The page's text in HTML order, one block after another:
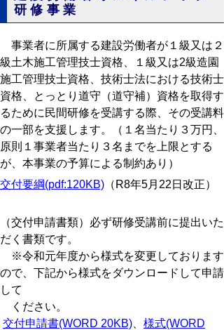
研修事業
事業者に所属する建設労働者が１級又は２
級土木施工管理技士資格、１級又は2級造園
施工管理技士資格、技術士法における技術士
資格、とっとり道守（道守補）資格を取得す
るために民間研修を受講する際、その受講料
の一部を支援します。（１名当たり３万円、
原則１事業者当たり３名までを上限とする
が、本事業の予算による制約あり）
交付要綱(pdf:120KB) （R8年5月22日改正）
（交付申請書類）必ず研修受講前に提出いた
だく書類です。
※令和元年度から様式を変更しております
ので、下記から様式をダウンロードして申請
して
ください。
交付申請書(WORD 20KB)
様式(WORD